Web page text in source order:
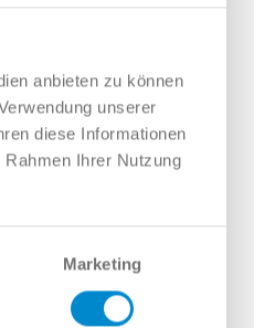
anbieten zu können
unserer
diese Informationen
Ihrer Nutzung
Marketing